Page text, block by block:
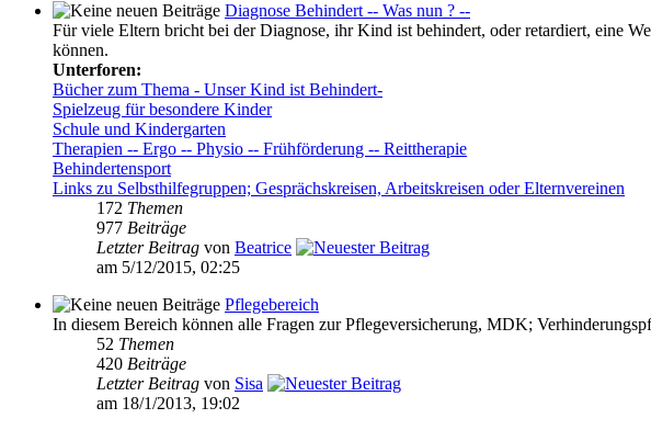
Diagnose Behindert -- Was nun ? --
Für viele Eltern bricht bei der Diagnose, ihr Kind ist behindert, oder retardiert, eine
können.
Unterforen:
Bücher zum Thema - Unser Kind ist Behindert-
Spielzeug für besondere Kinder
Schule und Kindergarten
Therapien -- Ergo -- Physio -- Frühförderung -- Reittherapie
Behindertensport
Links zu Selbsthilfegruppen; Gesprächskreisen, Arbeitskreisen oder Elternvereinen
172 Themen
977 Beiträge
Letzter Beitrag von Beatrice
am 5/12/2015, 02:25
Pflegebereich
In diesem Bereich können alle Fragen zur Pflegeversicherung, MDK;
52 Themen
420 Beiträge
Letzter Beitrag von Sisa
am 18/1/2013, 19:02